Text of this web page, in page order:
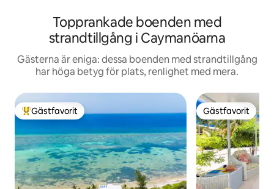
Topprankade boenden med
strandtillgång i Caymanöarna
Gästerna är eniga: dessa boenden med strandtillgång
har höga betyg för plats, renlighet med mera.
Populär gästfavorit
Gästfavorit Gästfavorit
Gästfavorit